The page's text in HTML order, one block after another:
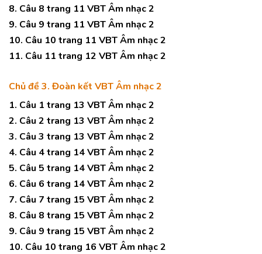
8. Câu 8 trang 11 VBT Âm nhạc 2
9. Câu 9 trang 11 VBT Âm nhạc 2
10. Câu 10 trang 11 VBT Âm nhạc 2
11. Câu 11 trang 12 VBT Âm nhạc 2
Chủ đề 3. Đoàn kết VBT Âm nhạc 2
1. Câu 1 trang 13 VBT Âm nhạc 2
2. Câu 2 trang 13 VBT Âm nhạc 2
3. Câu 3 trang 13 VBT Âm nhạc 2
4. Câu 4 trang 14 VBT Âm nhạc 2
5. Câu 5 trang 14 VBT Âm nhạc 2
6. Câu 6 trang 14 VBT Âm nhạc 2
7. Câu 7 trang 15 VBT Âm nhạc 2
8. Câu 8 trang 15 VBT Âm nhạc 2
9. Câu 9 trang 15 VBT Âm nhạc 2
10. Câu 10 trang 16 VBT Âm nhạc 2